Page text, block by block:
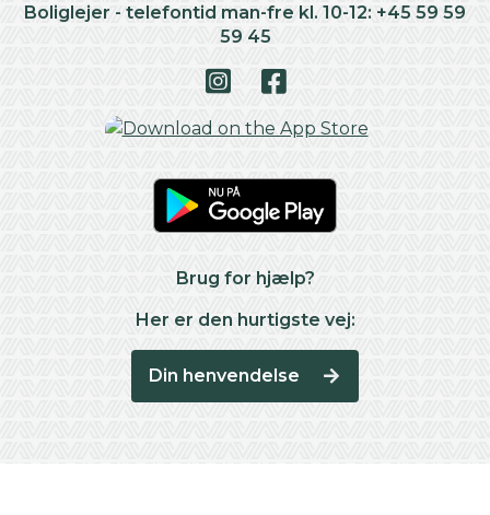
Boliglejer - telefontid man-fre kl. 10-12: +45 59 59
59 45
Brug for hjælp?
Her er den hurtigste vej:
Din henvendelse